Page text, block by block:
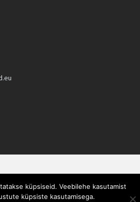
küpsiseid. Veebilehe kasutamist
küpsiste kasutamisega.